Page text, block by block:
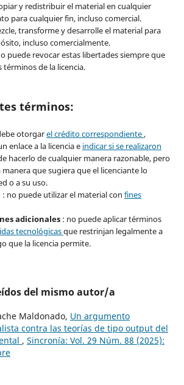
y redistribuir el material en cualquier
para cualquier fin, incluso comercial.
transforme y desarrolle el material para
incluso comercialmente.
puede revocar estas libertades siempre que
términos de la licencia.
términos:
otorgarel crédito correspondiente,
enlace a la licencia e indicar si se realizaron
hacerlo de cualquier manera razonable, pero
que sugiera que el licenciante lo
o a su uso.
: no puede utilizar el material con fines
adicionales : no puede aplicar términos
tecnológicasque restrinjan legalmente a
que la licencia permite.
del mismo autor/a
Maldonado, Un argumento
contra las teorías de tipo output del
, Sincronía: Vol. 29 Núm. 88 (2025):